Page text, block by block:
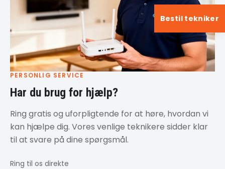
PERSONLIG SERVICE
Har du brug for hjælp?
Ring gratis og uforpligtende for at høre, hvordan vi
kan hjælpe dig. Vores venlige teknikere sidder klar
til at svare på dine spørgsmål.
Ring til os direkte
Bestil tekniker